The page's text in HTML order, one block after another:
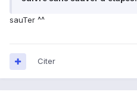
sauTer ^^
Citer